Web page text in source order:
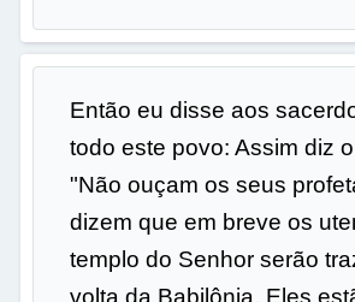
Então eu disse aos
todo este povo: Assim diz
"Não ouçam os seus
dizem que em breve os
templo do Senhor serão
volta da Babilônia. Eles